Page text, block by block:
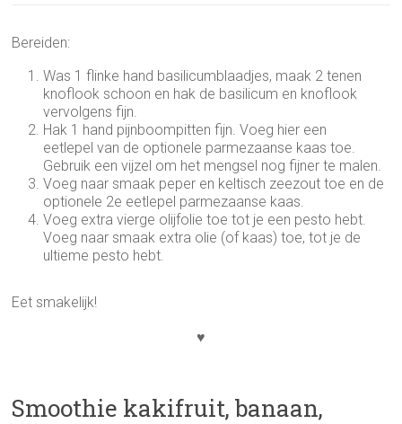
Bereiden:
Was 1 flinke hand basilicumblaadjes, maak 2 tenen
knoflook schoon en hak de basilicum en knoflook
vervolgens fijn.
Hak 1 hand pijnboompitten fijn. Voeg hier een
eetlepel van de optionele parmezaanse kaas toe.
Gebruik een vijzel om het mengsel nog fijner te malen.
Voeg naar smaak peper en keltisch zeezout toe en de
optionele 2e eetlepel parmezaanse kaas.
Voeg extra vierge olijfolie toe tot je een pesto hebt.
Voeg naar smaak extra olie (of kaas) toe, tot je de
ultieme pesto hebt.
Eet smakelijk!
♥
Smoothie kakifruit, banaan,